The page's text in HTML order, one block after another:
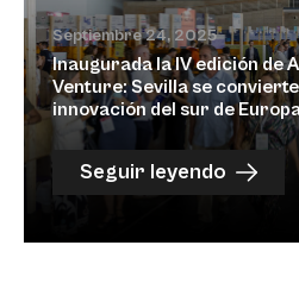
Septiembre 24, 2025
Inaugurada la IV edición de
Venture: Sevilla se
innovación del sur de
Seguir leyendo